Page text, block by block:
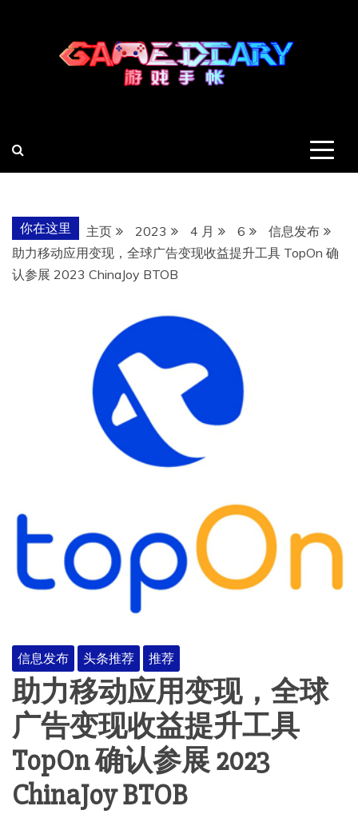
你在这里 主页 2023 4 月 6
信息发布
助力移动应用变现，全球广告变现收益提升工具 TopOn 确
认参展 2023 ChinaJoy BTOB
信息发布 头条推荐 推荐
助力移动应用变现，全球
广告变现收益提升工具
TopOn 确认参展 2023
ChinaJoy BTOB